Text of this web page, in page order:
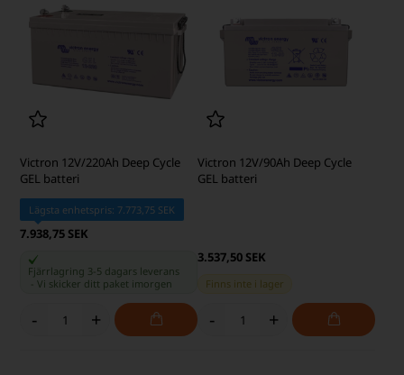
Victron 12V/220Ah Deep Cycle
GEL batteri
Lägsta enhetspris: 7.773,75 SEK
7.938,75 SEK
Fjärrlagring 3-5 dagars leverans
-Vi skicker ditt paket imorgen
- +
Victron 12V/90Ah Deep Cycle
GEL batteri
3.537,50 SEK
Finns inte i lager
- +